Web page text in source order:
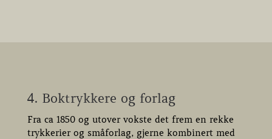
4. Boktrykkere og forlag
Fra ca 1850 og utover vokste det frem en rekke
trykkerier og småforlag, gjerne kombinert med